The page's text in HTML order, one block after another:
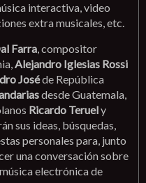
interactiva, video
extra musicales, etc.
Farra, compositor
Alejandro Iglesias Rossi
Joséde República
desde Guatemala,
Ricardo Teruely
sus ideas, búsquedas,
personales para, junto
una conversación sobre
electrónica de